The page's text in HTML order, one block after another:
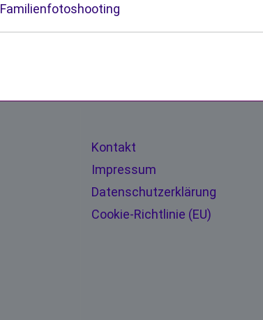
Familienfotoshooting
Kontakt
Impressum
Datenschutzerklärung
Cookie-Richtlinie (EU)